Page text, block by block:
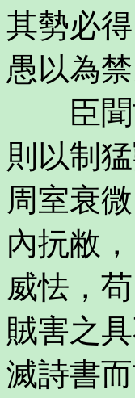
其勢必
愚以為
臣聞古
則以制
周室衰
內抏敝
威怯，
賊害之
滅詩書